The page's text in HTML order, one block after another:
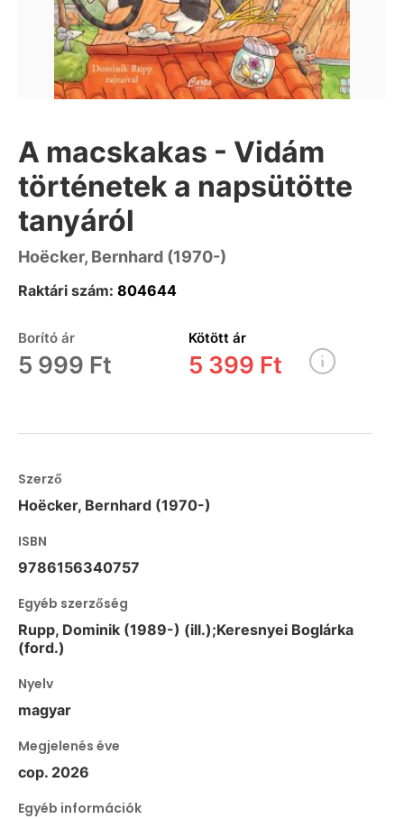
A macskakas - Vidám
történetek a napsütötte
tanyáról
Hoëcker, Bernhard (1970-)
Raktári szám: 804644
Borító ár
5 999 Ft
Kötött ár
5 399 Ft
Szerző
Hoëcker, Bernhard (1970-)
ISBN
9786156340757
Egyéb szerzőség
Rupp, Dominik (1989-) (ill.);Keresnyei Boglárka
(ford.)
Nyelv
magyar
Megjelenés éve
cop. 2026
Egyéb információk